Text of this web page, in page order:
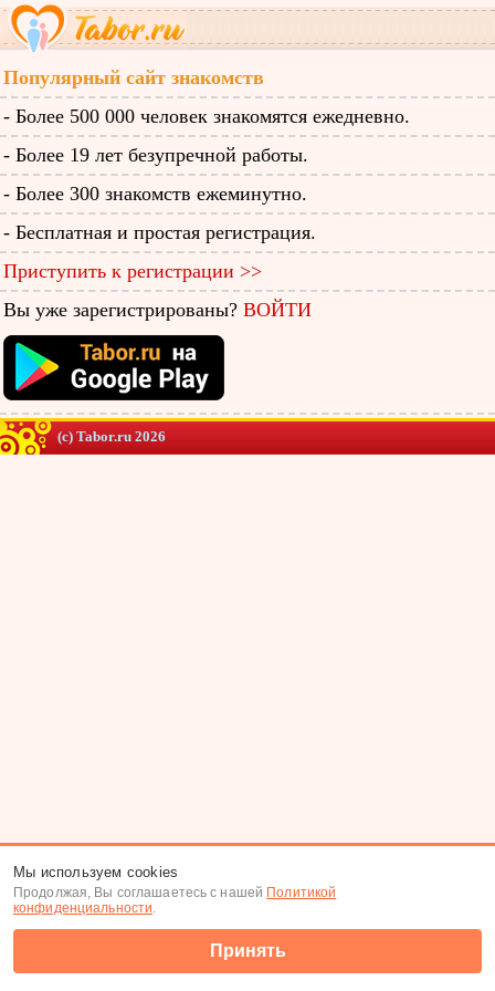
Популярный сайт знакомств
- Более 500 000 человек знакомятся ежедневно.
- Более 19 лет безупречной работы.
- Более 300 знакомств ежеминутно.
- Бесплатная и простая регистрация.
Приступить к регистрации >>
Вы уже зарегистрированы? ВОЙТИ
(c) Tabor.ru 2026
Мы используем cookies
Продолжая, Вы соглашаетесь с нашей Политикой
конфиденциальности.
Принять